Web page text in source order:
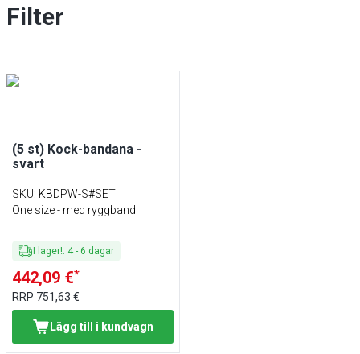
Filter
(5 st) Kock-bandana -
svart
SKU: KBDPW-S#SET
One size - med ryggband
I lager!: 4- 6 dagar
442,09 €*
RRP 751,63 €
Lägg till i kundvagn